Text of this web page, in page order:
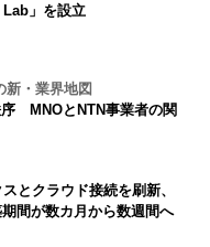
」を設立
新・業界地図
序 MNOとNTN事業者の関
とクラウド接続を刷新、
間が数カ月から数週間へ